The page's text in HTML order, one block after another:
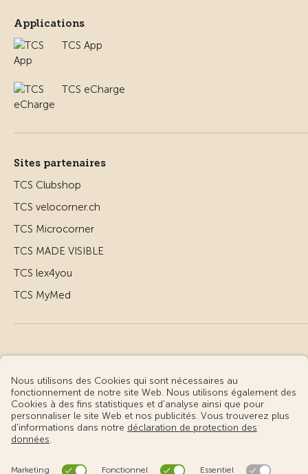
Applications
TCS App
TCS eCharge
Sites partenaires
TCS Clubshop
TCS velocorner.ch
TCS Microcorner
TCS MADE VISIBLE
TCS lex4you
TCS MyMed
Conditions d’utilisation – informations juridiques